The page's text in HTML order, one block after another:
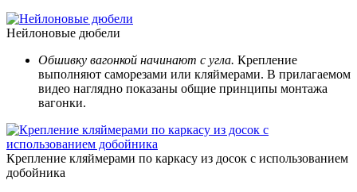
Нейлоновые дюбели
Обшивку вагонкой начинают с угла. Крепление
выполняют саморезами или кляймерами. В прилагаемом
видео наглядно показаны общие принципы монтажа
вагонки.
Крепление кляймерами по каркасу из досок с использованием
добойника